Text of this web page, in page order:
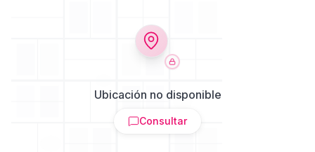
Ubicación no disponible
Consultar